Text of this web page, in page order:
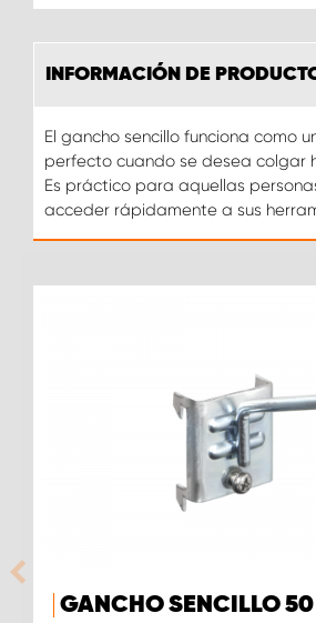
INFORMACIÓN DE
El gancho sencillo funciona como
perfecto cuando se desea colgar
Es práctico para aquellas
acceder rápidamente a sus
GANCHO SENCILLO 50